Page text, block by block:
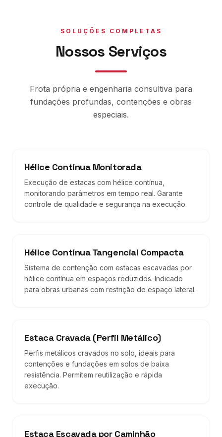
SOLUÇÕES COMPLETAS
Nossos Serviços
Frota própria e engenharia consultiva para
fundações profundas, contenções e obras
especiais.
Hélice Contínua Monitorada
Execução de estacas com hélice contínua,
monitorando parâmetros em tempo real. Garante
controle de qualidade e segurança na execução.
Hélice Contínua Tangencial Compacta
Sistema de contenção com estacas escavadas por
hélice contínua em espaços reduzidos. Indicado
para obras urbanas com restrição de espaço lateral.
Estaca Cravada (Perfil Metálico)
Perfis metálicos cravados no solo, ideais para
contenções e fundações em solos de baixa
resistência. Permitem reutilização e rápida
execução.
Estaca Escavada por Caminhão